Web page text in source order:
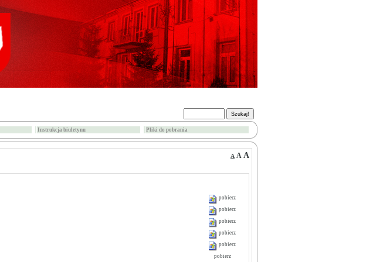
Instrukcja biuletynu Pliki do pobrania
A A A
pobierz
pobierz
pobierz
pobierz
pobierz
pobierz